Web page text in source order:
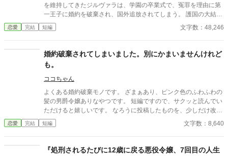
を維持してきたジルヴァラは、学園の卒業式で、冤罪を理由に第
一王子に婚約を破棄され、国外追放されてしまう。 護国の大結界
は、聖女が結界の外に出た瞬間、消滅してしまうけれど、王子の
新しい婚約者さんが次の聖女だっていうし大丈夫だよね。 がんば
恋愛 完結 短編 文字数：48,246
婚約破棄されてしまいました。別にかまいませんけれど
も。
ココちゃん
よくある婚約破棄モノです。 ざまぁあり、ピンク色のふわふわの
髪の男爵令嬢ありなやつです。 短編ですので、サクッと読んでい
ただけると嬉しいです。 なろうに投稿したものを、少しだけ改稿
して再投稿しています。 なろうでのタイトルは、「婚約破棄さ
れました〜本当に宜しいのですね？」です。 どうぞよろしくお願
恋愛 完結 短編 文字数：8,640
『処刑されるたびに12歳に戻る悪役令嬢、7回目の人生